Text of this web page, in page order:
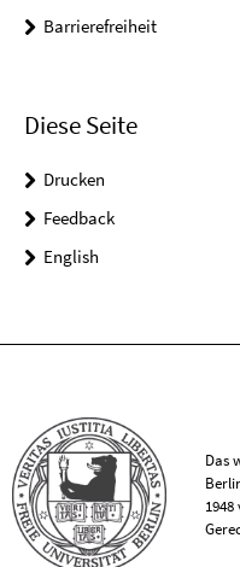
Barrierefreiheit
Diese Seite
Drucken
Feedback
English
Das